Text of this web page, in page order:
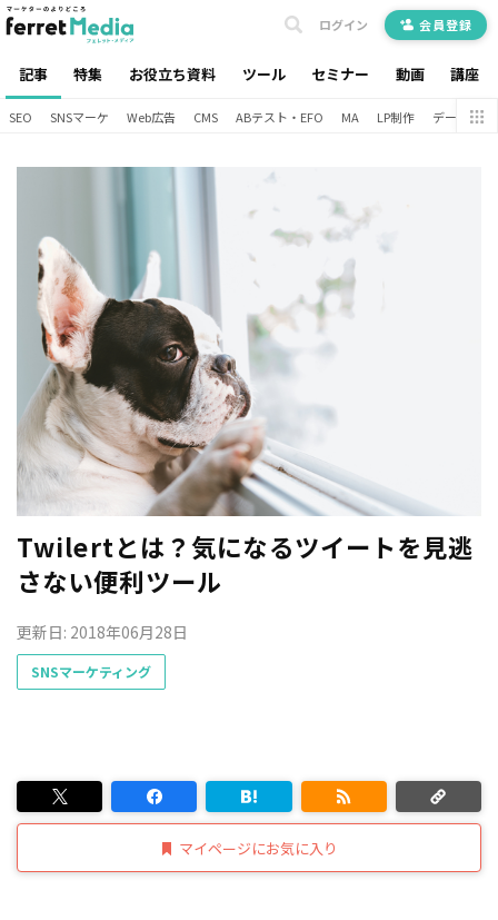
記事 特集 お役立ち資料 ツール セミナー 動画 講座
ログイン 会員登録
SEO SNSマーケ Web広告 CMS ABテスト・EFO MA LP制作 データ分析
Twilertとは？気になるツイートを見逃
さない便利ツール
更新日: 2018年06月28日
SNSマーケティング
マイページにお気に入り